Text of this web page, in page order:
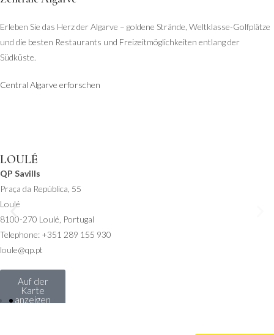
Erleben Sie das Herz der Algarve – goldene Strände, Weltklasse-Golfplätze
und die besten Restaurants und Freizeitmöglichkeiten entlang der
Südküste.
Central Algarve erforschen
QUINTA DO LAGO
QP Savills
25 Avenida da Gondra
Quinta do Lago
8135-162 Almancil, Portugal
Telephone: +351 289 396 073
info@qp.pt
Auf der
Karte
anzeigen